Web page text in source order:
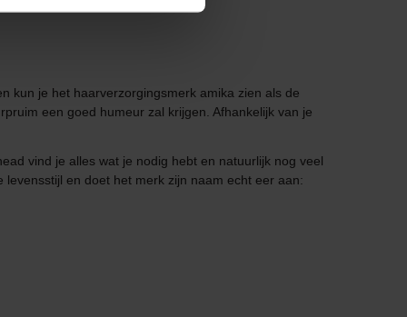
kun je het haarverzorgingsmerk amika zien als de
een goed humeur zal krijgen. Afhankelijk van je
vind je alles wat je nodig hebt en natuurlijk nog veel
en doet het merk zijn naam echt eer aan: